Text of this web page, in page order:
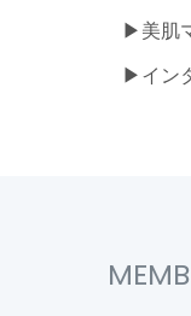
▶美肌
▶イン